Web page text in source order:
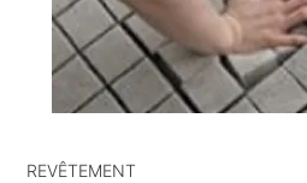
REVÊTEMENT